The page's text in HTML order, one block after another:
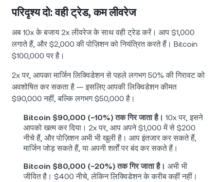
परिदृश्य दो: वही ट्रेड, कम लीवरेज
अब 10x के बजाय 2x लीवरेज के साथ वही ट्रेड करें। आप $1,000
लगाते हैं, और $2,000 की पोज़िशन को नियंत्रित करते हैं। Bitcoin
$100,000 पर है।
2x पर, आपका मार्जिन लिक्विडेशन से पहले लगभग 50% की गिरावट को
अवशोषित कर सकता है — इसलिए आपकी लिक्विडेशन कीमत
$90,000 नहीं, बल्कि लगभग $50,000 है।
Bitcoin $90,000 (−10%) तक गिर जाता है। 10x पर, इसने
आपको खत्म कर दिया। 2x पर, आप अपने $1,000 में से $200
नीचे हैं, और पोज़िशन अभी भी खुली है। आप इंतजार कर सकते हैं,
मार्जिन जोड़ सकते हैं, या अपनी शर्तों पर बंद कर सकते हैं।
Bitcoin $80,000 (−20%) तक गिर जाता है। अभी भी
जीवित है। $400 नीचे, लेकिन लिक्विडेशन के करीब कहीं नहीं।